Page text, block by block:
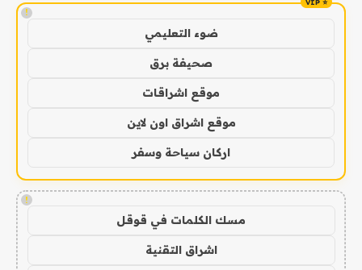
!
ضوء التعليمي
صحيفة برق
موقع اشراقات
موقع اشراق اون لاين
اركان سياحة وسفر
!
مسك الكلمات في قوقل
اشراق التقنية